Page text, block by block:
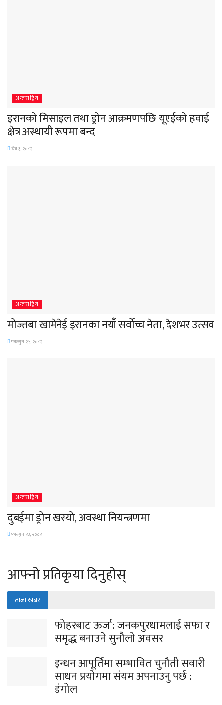
अन्तराष्ट्रिय
इरानको मिसाइल तथा ड्रोन आक्रमणपछि यूएईको हवाई
क्षेत्र अस्थायी रूपमा बन्द
चैत्र ३, २०८२
अन्तराष्ट्रिय
मोज्तबा खामेनेई इरानका नयाँ सर्वोच्च नेता, देशभर उत्सव
फाल्गुन २५, २०८२
अन्तराष्ट्रिय
दुबईमा ड्रोन खस्यो, अवस्था नियन्त्रणमा
फाल्गुन २३, २०८२
आफ्नो प्रतिकृया दिनुहोस्
ताजा खबर
फोहरबाट ऊर्जा: जनकपुरधामलाई सफा र
समृद्ध बनाउने सुनौलो अवसर
इन्धन आपूर्तिमा सम्भावित चुनौती सवारी
साधन प्रयोगमा संयम अपनाउनु पर्छ :
डंगोल